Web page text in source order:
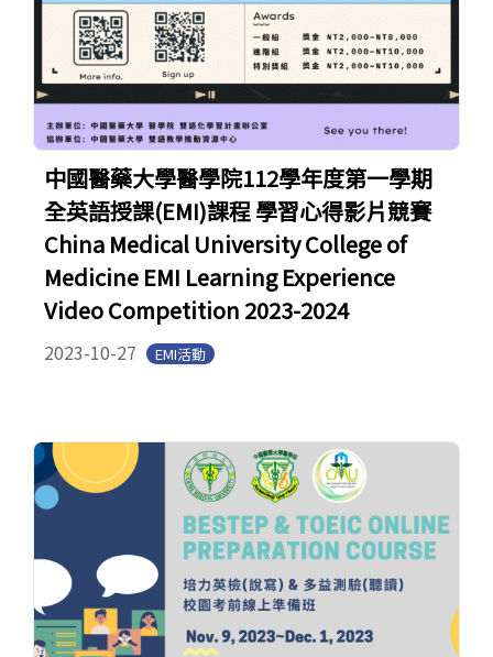
中國醫藥大學醫學院112學年度第一學期
全英語授課(EMI)課程 學習心得影片競賽
China Medical University College of
Medicine EMI Learning Experience
Video Competition 2023-2024
2023-10-27 EMI活動